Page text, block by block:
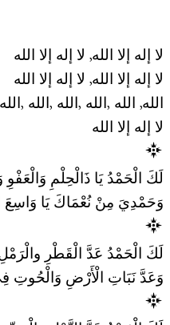
لا إله إلا الله, لا إله إلا الله
لا إله إلا الله, لا إله إلا الله
الله, الله ,الله ,الله ,الله ,الله
لا إله إلا الله
لَكَ الْحَمْدُ يَا ذَالْحِلْمِ وَالْعَفْوِ
وَحَمْدِيَ مِنْ نُعْمَاكَ يَا وَاسِعَ
لَكَ الْحَمْدُ عَدَّ الْقَطْرِ
وَعَدَّ نَبَاتِ الْأَرْضِ وَالْحُوتِ